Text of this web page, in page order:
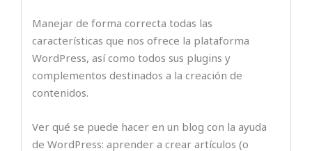
Manejar de forma correcta todas las
características que nos ofrece la plataforma
WordPress, así como todos sus plugins y
complementos destinados a la creación de
contenidos.
Ver qué se puede hacer en un blog con la ayuda
de WordPress: aprender a crear artículos (o